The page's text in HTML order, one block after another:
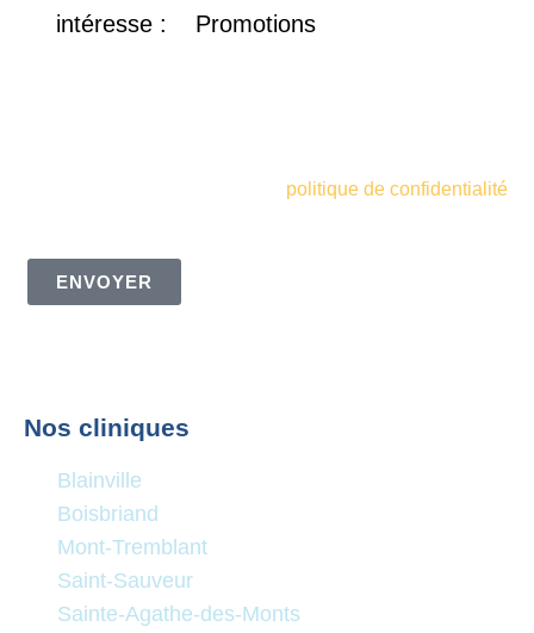
intéresse :
Promotions
politique de confidentialité
ENVOYER
Nos cliniques
Blainville
Boisbriand
Mont-Tremblant
Saint-Sauveur
Sainte-Agathe-des-Monts